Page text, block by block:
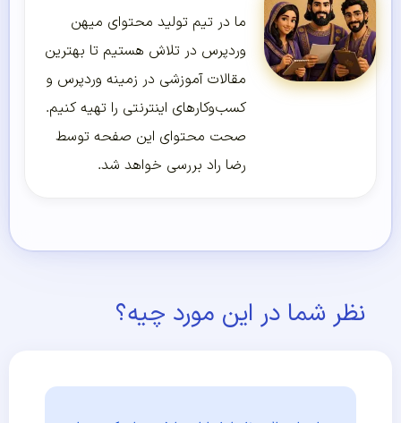
ما در تیم تولید محتوای میهن
وردپرس در تلاش هستیم تا بهترین
مقالات آموزشی در زمینه وردپرس و
کسب‌و‌کارهای اینترنتی را تهیه کنیم.
صحت محتوای این صفحه توسط
رضا راد بررسی خواهد شد.
نظر شما در این مورد چیه؟